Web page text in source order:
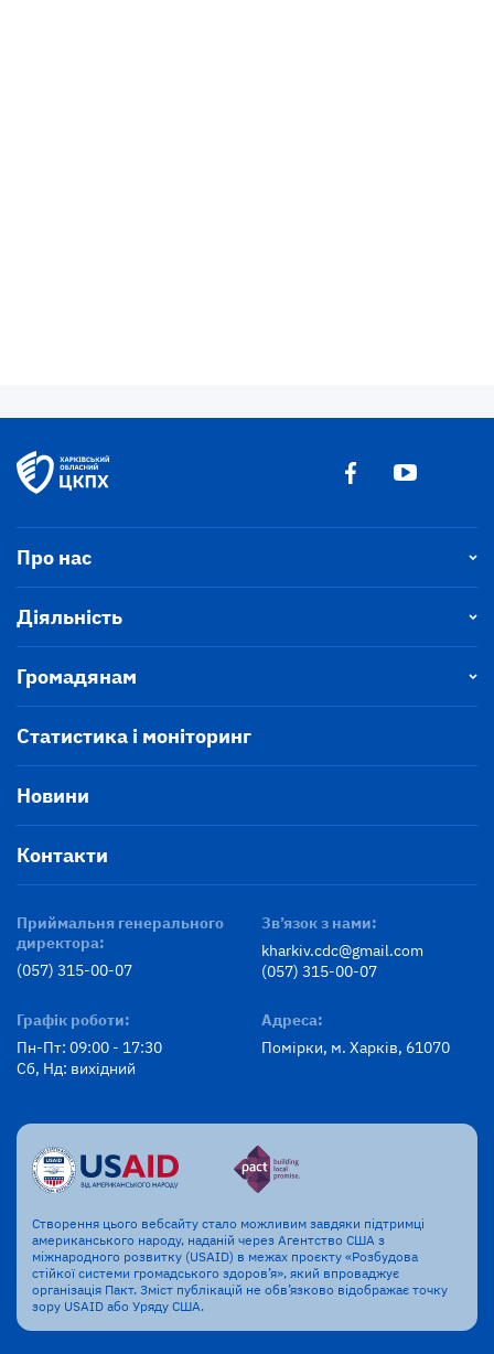
Про нас
Діяльність
Громадянам
Статистика і моніторинг
Новини
Контакти
Приймальня генерального
директора:
(057) 315-00-07
Зв’язок з нами:
kharkiv.cdc@gmail.com
(057) 315-00-07
Графік роботи:
Пн-Пт: 09:00 - 17:30
Сб, Нд: вихідний
Адреса:
Помірки, м. Харків, 61070
Створення цього вебсайту стало можливим завдяки підтримці
американського народу, наданій через Агентство США з
міжнародного розвитку (USAID) в межах проєкту «Розбудова
стійкої системи громадського здоров’я», який впроваджує
організація Пакт. Зміст публікацій не обв’язково відображає точку
зору USAID або Уряду США.